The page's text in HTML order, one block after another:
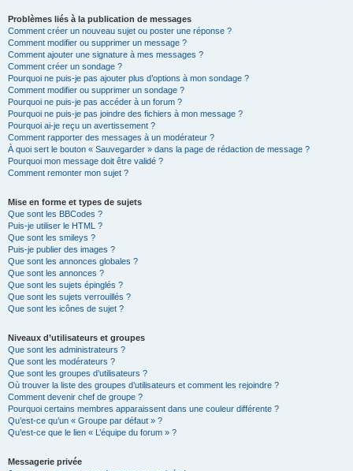
Problèmes liés à la publication de messages
Comment créer un nouveau sujet ou poster une réponse ?
Comment modifier ou supprimer un message ?
Comment ajouter une signature à mes messages ?
Comment créer un sondage ?
Pourquoi ne puis-je pas ajouter plus d’options à mon sondage ?
Comment modifier ou supprimer un sondage ?
Pourquoi ne puis-je pas accéder à un forum ?
Pourquoi ne puis-je pas joindre des fichiers à mon message ?
Pourquoi ai-je reçu un avertissement ?
Comment rapporter des messages à un modérateur ?
À quoi sert le bouton « Sauvegarder » dans la page de rédaction de message ?
Pourquoi mon message doit être validé ?
Comment remonter mon sujet ?
Mise en forme et types de sujets
Que sont les BBCodes ?
Puis-je utiliser le HTML ?
Que sont les smileys ?
Puis-je publier des images ?
Que sont les annonces globales ?
Que sont les annonces ?
Que sont les sujets épinglés ?
Que sont les sujets verrouillés ?
Que sont les icônes de sujet ?
Niveaux d’utilisateurs et groupes
Que sont les administrateurs ?
Que sont les modérateurs ?
Que sont les groupes d’utilisateurs ?
Où trouver la liste des groupes d’utilisateurs et comment les rejoindre ?
Comment devenir chef de groupe ?
Pourquoi certains membres apparaissent dans une couleur différente ?
Qu’est-ce qu’un « Groupe par défaut » ?
Qu’est-ce que le lien « L’équipe du forum » ?
Messagerie privée